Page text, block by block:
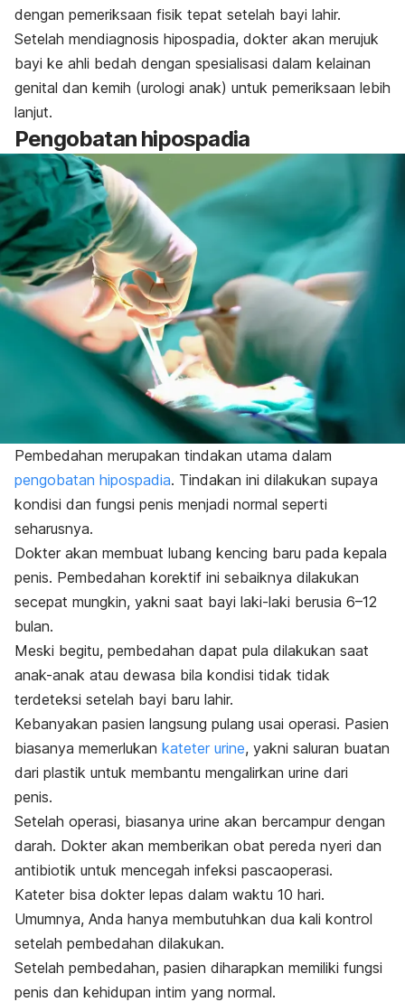
dengan pemeriksaan fisik tepat setelah bayi lahir.
Setelah mendiagnosis hipospadia, dokter akan merujuk
bayi ke ahli bedah dengan spesialisasi dalam kelainan
genital dan kemih (urologi anak) untuk pemeriksaan lebih
lanjut.
Pengobatan hipospadia
Pembedahan merupakan tindakan utama dalam
pengobatan hipospadia. Tindakan ini dilakukan supaya
kondisi dan fungsi penis menjadi normal seperti
seharusnya.
Dokter akan membuat lubang kencing baru pada kepala
penis. Pembedahan korektif ini sebaiknya dilakukan
secepat mungkin, yakni saat bayi laki-laki berusia 6–12
bulan.
Meski begitu, pembedahan dapat pula dilakukan saat
anak-anak atau dewasa bila kondisi tidak tidak
terdeteksi setelah bayi baru lahir.
Kebanyakan pasien langsung pulang usai operasi. Pasien
biasanya memerlukan kateter urine, yakni saluran buatan
dari plastik untuk membantu mengalirkan urine dari
penis.
Setelah operasi, biasanya urine akan bercampur dengan
darah. Dokter akan memberikan obat pereda nyeri dan
antibiotik untuk mencegah infeksi pascaoperasi.
Kateter bisa dokter lepas dalam waktu 10 hari.
Umumnya, Anda hanya membutuhkan dua kali kontrol
setelah pembedahan dilakukan.
Setelah pembedahan, pasien diharapkan memiliki fungsi
penis dan kehidupan intim yang normal.